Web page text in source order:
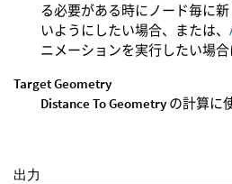
る必要がある時にノード毎に
いようにしたい場合、または、
ニメーションを実行したい場合
Target Geometry
Distance To Geometry の計算に
出力